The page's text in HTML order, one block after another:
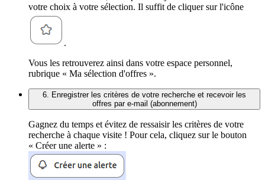
votre choix à votre sélection. Il suffit de cliquer sur l'icône
.
Vous les retrouverez ainsi dans votre espace personnel,
rubrique « Ma sélection d'offres ».
6. Enregistrer les critères de votre recherche et recevoir les
offres par e-mail (abonnement)
Gagnez du temps et évitez de ressaisir les critères de votre
recherche à chaque visite ! Pour cela, cliquez sur le bouton
« Créer une alerte » :